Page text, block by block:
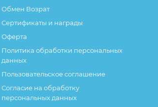
Обмен Возрат
Сертификаты и награды
Оферта
Политика обработки персональных
данных
Пользовательское соглашение
Согласие на обработку
персональных данных